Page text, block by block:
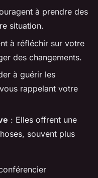
à prendre des
situation.
à réfléchir sur votre
des changements.
à guérir les
rappelant votre
: Elles offrent une
souvent plus